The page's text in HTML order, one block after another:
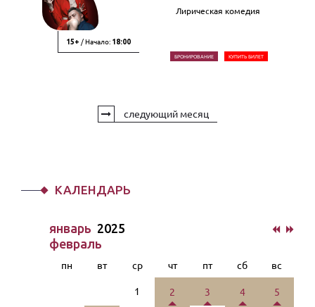
15+ / Начало: 18:00
Лирическая комедия
БРОНИРОВАНИЕ КУПИТЬ БИЛЕТ
следующий месяц
КАЛЕНДАРЬ
январь 2025
февраль
пн вт ср чт пт сб вс
1 2 3 4 5